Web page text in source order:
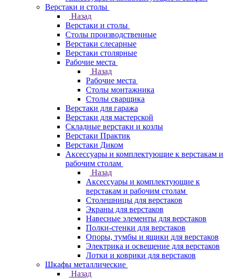
Верстаки и столы
Назад
Верстаки и столы
Столы производственные
Верстаки слесарные
Верстаки столярные
Рабочие места
Назад
Рабочие места
Столы монтажника
Столы сварщика
Верстаки для гаража
Верстаки для мастерской
Складные верстаки и козлы
Верстаки Практик
Верстаки Диком
Аксессуары и комплектующие к верстакам и
рабочим столам
Назад
Аксессуары и комплектующие к
верстакам и рабочим столам
Столешницы для верстаков
Экраны для верстаков
Навесные элементы для верстаков
Полки-стенки для верстаков
Опоры, тумбы и ящики для верстаков
Электрика и освещение для верстаков
Лотки и коврики для верстаков
Шкафы металлические
Назад